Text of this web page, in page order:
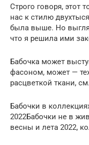
Строго говоря, этот
нас к стилю
была выше. Но
что я решила ими
Бабочка может
фасоном, может —
расцветкой ткани,
Бабочки в
2022Бабочки не в
весны и лета 2022,